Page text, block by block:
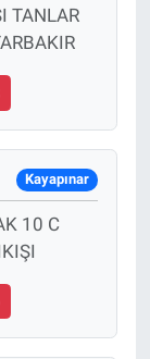
TANLAR
Kayapınar
10 C